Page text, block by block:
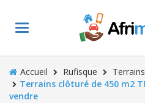
Toggle
navigation
Accueil Rufisque
Terrains clôturé de 450 m2
vendre